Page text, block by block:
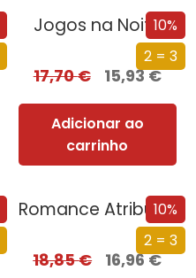
10%
2 = 3
Jogos na Noite
17,70€ 15,93€
Adicionar ao
carrinho
10%
2 = 3
Romance Atribulado
18,85€ 16,96€